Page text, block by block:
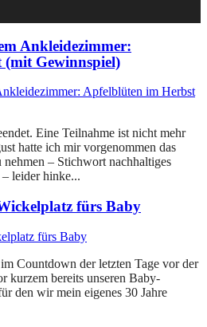
Ankleidezimmer:
Gewinnspiel)
hatte ich mir vorgenommen das
– Stichwort nachhaltiges
leider hinke...
fürs Baby
kurzem bereits unseren Baby-
den wir mein eigenes 30 Jahre